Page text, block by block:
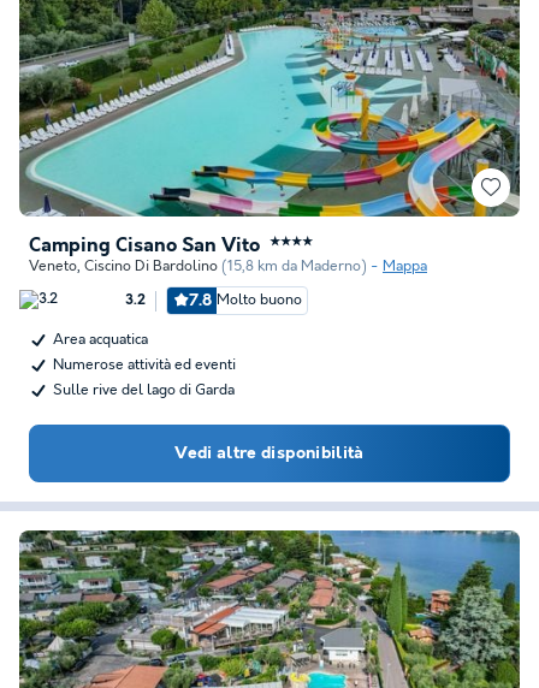
Camping Cisano San Vito ★★★★
Veneto, Ciscino Di Bardolino (15,8 km da Maderno) Mappa
3.2 7.8 Molto buono
Area acquatica
Numerose attività ed eventi
Sulle rive del lago di Garda
Vedi altre disponibilità